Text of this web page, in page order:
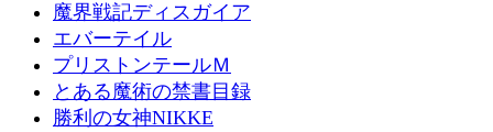
魔界戦記ディスガイア
エバーテイル
プリストンテールＭ
とある魔術の禁書目録
勝利の女神NIKKE